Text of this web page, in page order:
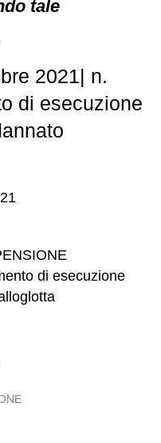
tale
2021| n.
di esecuzione
di esecuzione